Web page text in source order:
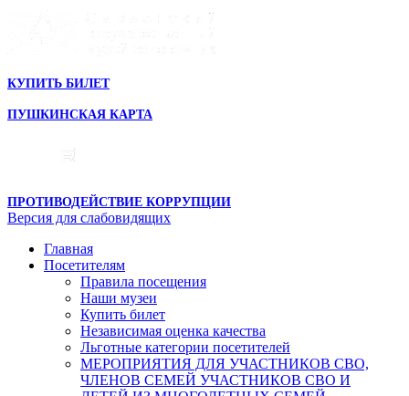
КУПИТЬ БИЛЕТ
ПУШКИНСКАЯ КАРТА
ПРОТИВОДЕЙСТВИЕ КОРРУПЦИИ
Версия для слабовидящих
Главная
Посетителям
Правила посещения
Наши музеи
Купить билет
Независимая оценка качества
Льготные категории посетителей
МЕРОПРИЯТИЯ ДЛЯ УЧАСТНИКОВ СВО,
ЧЛЕНОВ СЕМЕЙ УЧАСТНИКОВ СВО И